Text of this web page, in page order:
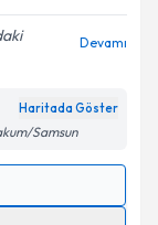
belirtilen
Devamı
Haritada Göster
Samsun